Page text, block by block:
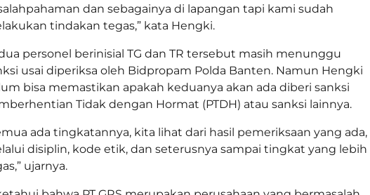
dan sebagainya di lapangan tapi kami sudah
tindakan tegas,” kata Hengki.
personel berinisial TG dan TR tersebut masih menunggu
usai diperiksa oleh Bidpropam Polda Banten. Namun Hengki
bisa memastikan apakah keduanya akan ada diberi sanksi
Tidak dengan Hormat (PTDH) atau sanksi lainnya.
ada tingkatannya, kita lihat dari hasil pemeriksaan yang ada,
disiplin, kode etik, dan seterusnya sampai tingkat yang lebih
ujarnya.